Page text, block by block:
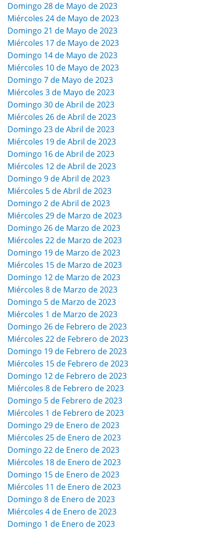
Domingo 28 de Mayo de 2023
Miércoles 24 de Mayo de 2023
Domingo 21 de Mayo de 2023
Miércoles 17 de Mayo de 2023
Domingo 14 de Mayo de 2023
Miércoles 10 de Mayo de 2023
Domingo 7 de Mayo de 2023
Miércoles 3 de Mayo de 2023
Domingo 30 de Abril de 2023
Miércoles 26 de Abril de 2023
Domingo 23 de Abril de 2023
Miércoles 19 de Abril de 2023
Domingo 16 de Abril de 2023
Miércoles 12 de Abril de 2023
Domingo 9 de Abril de 2023
Miércoles 5 de Abril de 2023
Domingo 2 de Abril de 2023
Miércoles 29 de Marzo de 2023
Domingo 26 de Marzo de 2023
Miércoles 22 de Marzo de 2023
Domingo 19 de Marzo de 2023
Miércoles 15 de Marzo de 2023
Domingo 12 de Marzo de 2023
Miércoles 8 de Marzo de 2023
Domingo 5 de Marzo de 2023
Miércoles 1 de Marzo de 2023
Domingo 26 de Febrero de 2023
Miércoles 22 de Febrero de 2023
Domingo 19 de Febrero de 2023
Miércoles 15 de Febrero de 2023
Domingo 12 de Febrero de 2023
Miércoles 8 de Febrero de 2023
Domingo 5 de Febrero de 2023
Miércoles 1 de Febrero de 2023
Domingo 29 de Enero de 2023
Miércoles 25 de Enero de 2023
Domingo 22 de Enero de 2023
Miércoles 18 de Enero de 2023
Domingo 15 de Enero de 2023
Miércoles 11 de Enero de 2023
Domingo 8 de Enero de 2023
Miércoles 4 de Enero de 2023
Domingo 1 de Enero de 2023